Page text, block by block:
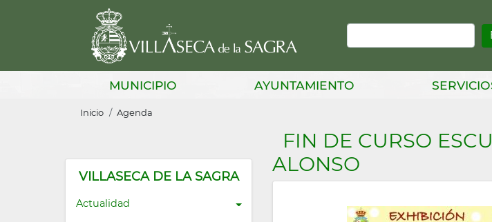
Buscar
MUNICIPIO AYUNTAMIENTO
Sobrescribir
de
ayuda
a
Inicio Agenda
VILLASECA DE LA SAGRA
Actualidad
FIN DE CURSO
ALONSO